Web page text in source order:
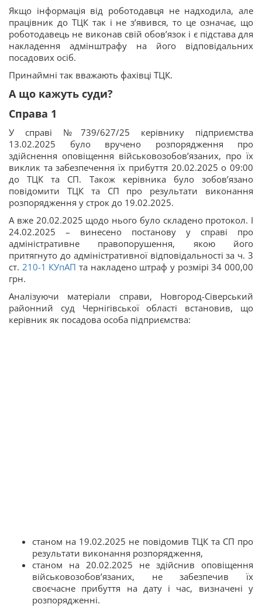
Якщо інформація від роботодавця не надходила, але
працівник до ТЦК так і не з’явився, то це означає, що
роботодавець не виконав свій обов’язок і є підстава для
накладення адмінштрафу на його відповідальних
посадових осіб.
Принаймні так вважають фахівці ТЦК.
А що кажуть суди?
Справа 1
У справі №739/627/25 керівнику підприємства
13.02.2025 було вручено розпорядження про
здійснення оповіщення військовозобов’язаних, про їх
виклик та забезпечення їх прибуття 20.02.2025 о 09:00
до ТЦК та СП. Також керівника було зобов’язано
повідомити ТЦК та СП про результати виконання
розпорядження у строк до 19.02.2025.
А вже 20.02.2025 щодо нього було складено протокол. І
24.02.2025 – винесено постанову у справі про
адміністративне правопорушення, якою його
притягнуто до адміністративної відповідальності за ч. 3
ст. 210-1 КУпАП та накладено штраф у розмірі 34 000,00
грн.
Аналізуючи матеріали справи, Новгород-Сіверський
районний суд Чернігівської області встановив, що
керівник як посадова особа підприємства:
станом на 19.02.2025 не повідомив ТЦК та СП про
результати виконання розпорядження,
станом на 20.02.2025 не здійснив оповіщення
військовозобов’язаних, не забезпечив їх
своєчасне прибуття на дату і час, визначені у
розпорядженні.